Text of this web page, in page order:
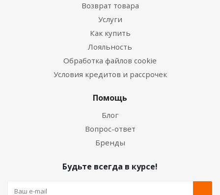
Возврат товара
Услуги
Как купить
Лояльность
Обработка файлов cookie
Условия кредитов и рассрочек
Помощь
Блог
Вопрос-ответ
Бренды
Будьте всегда в курсе!